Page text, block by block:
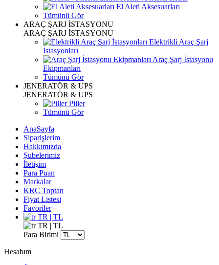
El Aleti Aksesuarları
Tümünü Gör
ARAÇ ŞARJ İSTASYONU
ARAÇ ŞARJ İSTASYONU
Elektrikli Araç Şarj
İstasyonları
Araç Şarj İstasyonu
Ekipmanları
Tümünü Gör
JENERATÖR & UPS
JENERATÖR & UPS
Piller
Tümünü Gör
AnaSayfa
Siparişlerim
Hakkımızda
Şubelerimiz
İletişim
Para Puan
Markalar
KRC Toptan
Fiyat Listesi
Favoriler
TR | TL
TR | TL
Para Birimi
Hesabım